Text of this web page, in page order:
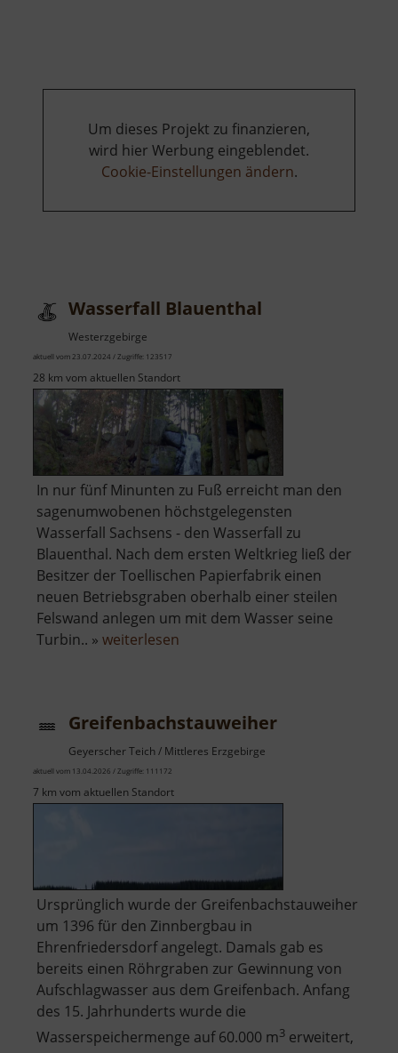
Um dieses Projekt zu finanzieren,
wird hier Werbung eingeblendet.
Cookie-Einstellungen ändern.
Wasserfall Blauenthal
Westerzgebirge
aktuell vom 23.07.2024 / Zugriffe: 123517
28 km vom aktuellen Standort
In nur fünf Minunten zu Fuß erreicht man den
sagenumwobenen höchstgelegensten
Wasserfall Sachsens - den Wasserfall zu
Blauenthal. Nach dem ersten Weltkrieg ließ der
Besitzer der Toellischen Papierfabrik einen
neuen Betriebsgraben oberhalb einer steilen
Felswand anlegen um mit dem Wasser seine
Turbin.. » weiterlesen
Greifenbachstauweiher
Geyerscher Teich / Mittleres Erzgebirge
aktuell vom 13.04.2026 / Zugriffe: 111172
7 km vom aktuellen Standort
Ursprünglich wurde der Greifenbachstauweiher
um 1396 für den Zinnbergbau in
Ehrenfriedersdorf angelegt. Damals gab es
bereits einen Röhrgraben zur Gewinnung von
Aufschlagwasser aus dem Greifenbach. Anfang
des 15. Jahrhunderts wurde die
Wasserspeichermenge auf 60.000 m3 erweitert,